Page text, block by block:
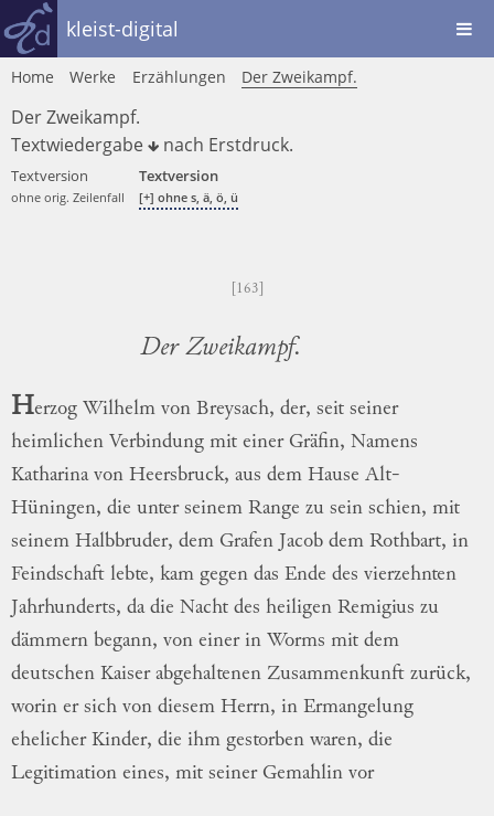
kleist-digital
Home Werke Erzählungen Der Zweikampf.
Der Zweikampf.
Textwiedergabe
nach Erstdruck.
Textversion
ohne orig. Zeilenfall
Textversion
[+] ohne s, ä, ö, ü
163
Der Zweikampf.
Herzog Wilhelm von Breysach, der, seit seiner
heimlichen Verbindung mit einer Gräfin, Namens
Katharina von Heersbruck, aus dem Hause Alt-
Hüningen, die unter seinem Range zu sein schien, mit
seinem Halbbruder, dem Grafen Jacob dem Rothbart, in
Feindschaft lebte, kam gegen das Ende des vierzehnten
Jahrhunderts, da die Nacht des heiligen Remigius zu
dämmern begann, von einer in Worms mit dem
deutschen Kaiser abgehaltenen Zusammenkunft zurück,
worin er sich von diesem Herrn, in Ermangelung
ehelicherKinder, die ihm gestorben waren, die
Legitimation eines, mit seiner Gemahlin vor